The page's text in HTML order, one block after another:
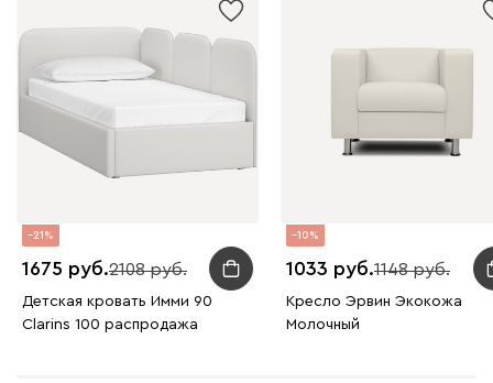
21
1675 2108
Детская кровать Имми 90
Clarins 100 распродажа
10
1033 1148
Кресло Эрвин Экокожа
Молочный